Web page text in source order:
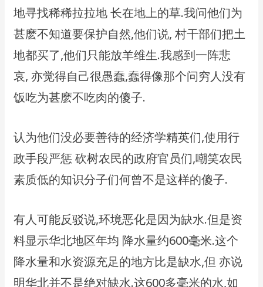
地寻找稀稀拉拉地 长在地上的草.我问他们为
甚麽不知道要保护自然,他们说, 村干部们把土
地都买了,他们只能放羊维生.我感到一阵悲
哀, 亦觉得自己很愚蠢,蠢得像那个问穷人没有
饭吃为甚麽不吃肉的傻子.
认为他们没必要善待的经济学精英们,使用行
政手段严惩 砍树农民的政府官员们,嘲笑农民
素质低的知识分子们何曾不是这样的傻子.
有人可能反驳说,环境恶化是因为缺水.但是资
料显示华北地区年均 降水量约600毫米.这个
降水量和水资源充足的地方比是缺水,但 亦说
明华北并不是绝对缺水.这600多毫米的水,如